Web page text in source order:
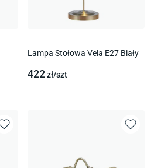
Lampa Stołowa Vela E27 Biały
422zł/szt